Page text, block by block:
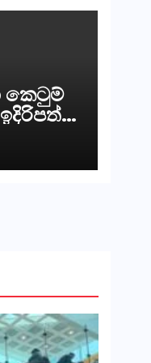
කෙටුම්